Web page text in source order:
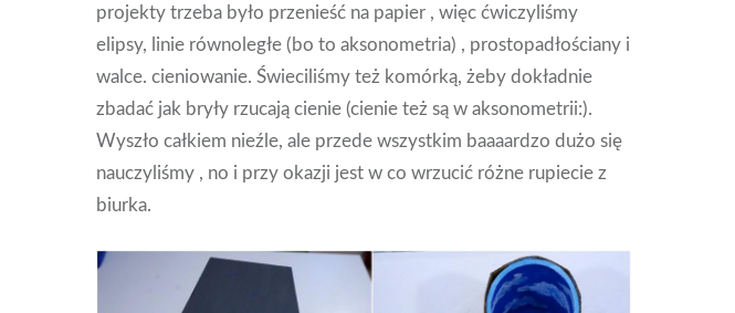
projekty trzeba było przenieść na papier , więc ćwiczyliśmy
elipsy, linie równoległe (bo to aksonometria) , prostopadłościany i
walce. cieniowanie. Świeciliśmy też komórką, żeby dokładnie
zbadać jak bryły rzucają cienie (cienie też są w aksonometrii:).
Wyszło całkiem nieźle, ale przede wszystkim baaaardzo dużo się
nauczyliśmy , no i przy okazji jest w co wrzucić różne rupiecie z
biurka.